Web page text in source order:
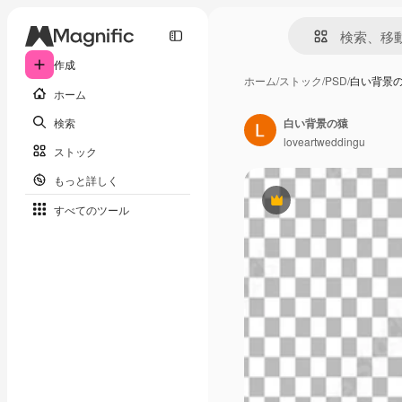
作成
ホーム
検索
ストック
もっと詳しく
すべてのツール
ホーム/ストック/PSD/白い背景
Premium
白い背景の猿
loveartweddingu